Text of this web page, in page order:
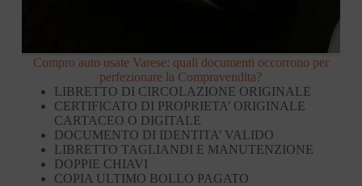
Compro auto usate Varese: quali documenti occorrono per
perfezionare la Compravendita?
LIBRETTO DI CIRCOLAZIONE ORIGINALE
CERTIFICATO DI PROPRIETA’ ORIGINALE
CARTACEO O DIGITALE
DOCUMENTO DI IDENTITA’ VALIDO
LIBRETTO TAGLIANDI E MANUTENZIONE
DOPPIE CHIAVI
COPIA ULTIMO BOLLO PAGATO